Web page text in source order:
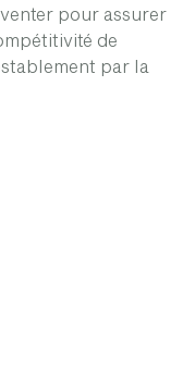
pour assurer
de
par la